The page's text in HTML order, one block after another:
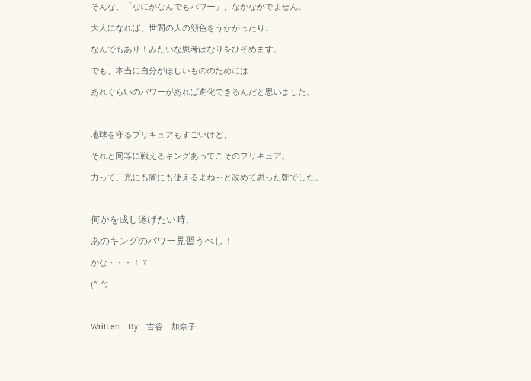
そんな、「なにがなんでもパワー」、なかなかでません。
大人になれば、世間の人の顔色をうかがったり、
なんでもあり！みたいな思考はなりをひそめます。
でも、本当に自分がほしいもののためには
あれぐらいのパワーがあれば進化できるんだと思いました。
地球を守るプリキュアもすごいけど、
それと同等に戦えるキングあってこそのプリキュア。
力って、光にも闇にも使えるよね～と改めて思った朝でした。
何かを成し遂げたい時、
あのキングのパワー見習うべし！
かな・・・！？
(^-^;
Written By 吉谷 加奈子